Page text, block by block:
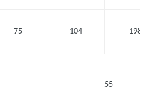
75 104 198
55